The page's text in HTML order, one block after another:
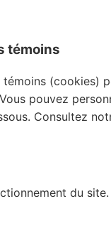
témoins
témoins (cookies)
pouvez
Consultez
du site.